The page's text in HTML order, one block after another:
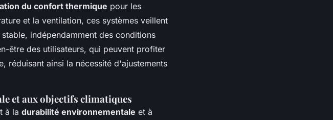
du confort thermique pour les
et la ventilation, ces systèmes veillent
indépendamment des conditions
être des utilisateurs, qui peuvent profiter
réduisant ainsi la nécessité d'ajustements
et aux objectifs climatiques
à la durabilité environnementale et à